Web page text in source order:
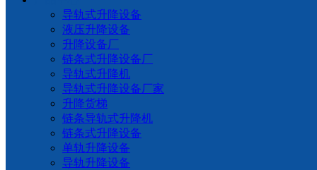
导轨式升降设备
液压升降设备
升降设备厂
链条式升降设备厂
导轨式升降机
导轨式升降设备厂家
升降货梯
链条导轨式升降机
链条式升降设备
单轨升降设备
导轨升降设备